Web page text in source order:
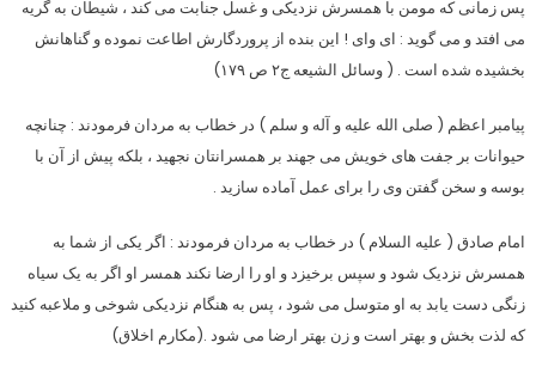
پس زمانی که مومن با همسرش نزدیکی و غسل جنابت می کند ، شیطان به گریه
می افتد و می گوید : ای وای ! این بنده از پروردگارش اطاعت نموده و گناهانش
بخشیده شده است . ( وسائل الشیعه ج۲ ص ۱۷۹)
پیامبر اعظم ( صلی الله علیه و آله و سلم ) در خطاب به مردان فرمودند : چنانچه
حیوانات بر جفت های خویش می جهند بر همسرانتان نجهید ، بلکه پیش از آن با
بوسه و سخن گفتن وی را برای عمل آماده سازید .
امام صادق ( علیه السلام ) در خطاب به مردان فرمودند : اگر یکی از شما به
همسرش نزدیک شود و سپس برخیزد و او را ارضا نکند همسر او اگر به یک سیاه
زنگی دست یابد به او متوسل می شود ، پس به هنگام نزدیکی شوخی و ملاعبه کنید
که لذت بخش و بهتر است و زن بهتر ارضا می شود .(مکارم اخلاق)